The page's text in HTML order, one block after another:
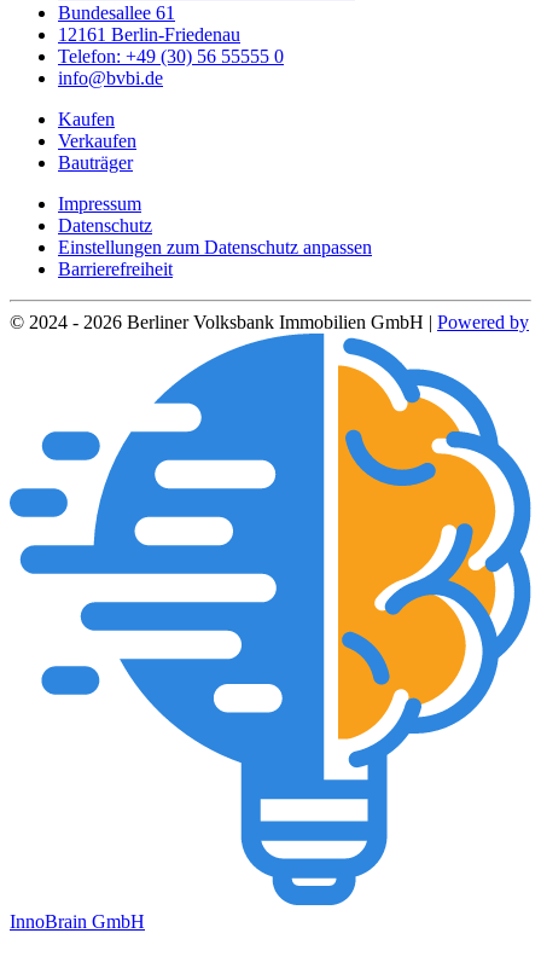
Bundesallee 61
12161 Berlin-Friedenau
Telefon: +49 (30) 56 55555 0
info@bvbi.de
Kaufen
Verkaufen
Bauträger
Impressum
Datenschutz
Einstellungen zum Datenschutz anpassen
Barrierefreiheit
© 2024 - 2026 Berliner Volksbank Immobilien GmbH | Powered by
InnoBrain GmbH